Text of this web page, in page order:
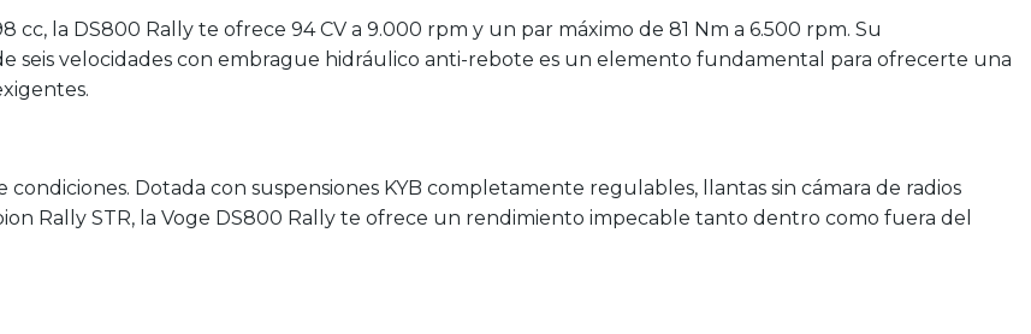
la DS800 Rally te ofrece 94 CV a 9.000 rpm y un par máximo de 81 Nm a 6.500 rpm. Su
seis velocidades con embrague hidráulico anti-rebote es un elemento fundamental para ofrecerte una
Dotada con suspensiones KYB completamente regulables, llantas sin cámara de radios
Rally STR, la Voge DS800 Rally te ofrece un rendimiento impecable tanto dentro como fuera del